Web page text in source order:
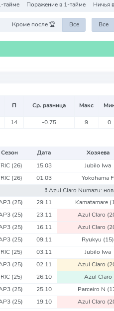
тайме Поражение в 1-тайме Ничья
Кроме после 🏆 Все Все
П Ср. разница Макс
14 -0.75 9 0
Сезон Дата Хозяева
(26) 15.03 Jubilo Iwa
(26) 01.03 Yokohama F
❗️ Azul Claro Numazu:
(25) 29.11 Kamatamare
(25) 23.11 Azul Claro
(25) 16.11 Azul Claro
(25) 09.11 Ryukyu (15)
(25) 03.11 Jubilo Iwa
(25) 02.11 Azul Claro
(25) 26.10 Azul Claro
(25) 25.10 Parceiro N
(25) 19.10 Azul Claro